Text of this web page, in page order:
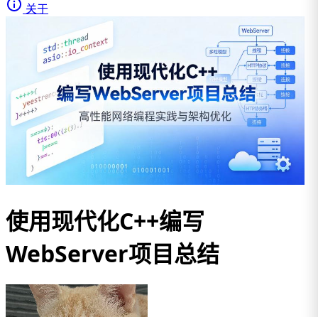
关于
使用现代化C++编写
WebServer项目总结